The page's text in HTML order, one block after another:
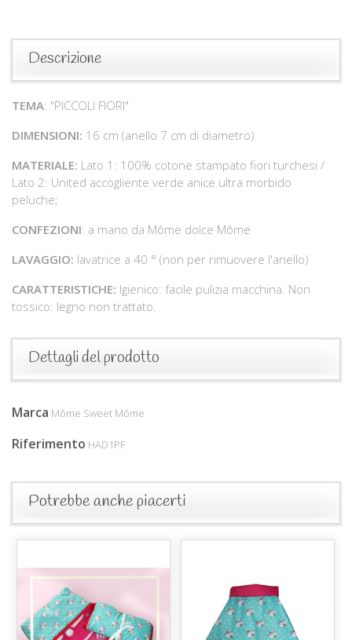
Descrizione
TEMA: "PICCOLI FIORI"
DIMENSIONI: 16 cm (anello 7 cm di diametro)
MATERIALE: Lato 1: 100% cotone stampato fiori turchesi /
Lato 2: United accogliente verde anice ultra morbido
peluche;
CONFEZIONI: a mano da Môme dolce Môme
LAVAGGIO: lavatrice a 40 ° (non per rimuovere l'anello)
CARATTERISTICHE: Igienico: facile pulizia macchina. Non
tossico: legno non trattato.
Dettagli del prodotto
Marca Môme Sweet Môme
Riferimento HAD1PF
Potrebbe anche piacerti